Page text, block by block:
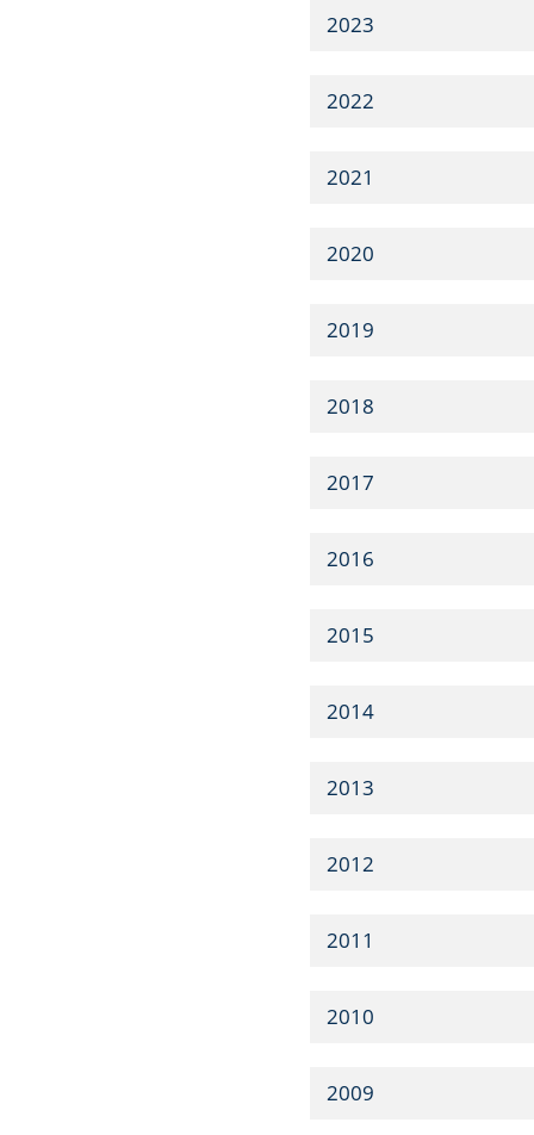
2023
2022
2021
2020
2019
2018
2017
2016
2015
2014
2013
2012
2011
2010
2009